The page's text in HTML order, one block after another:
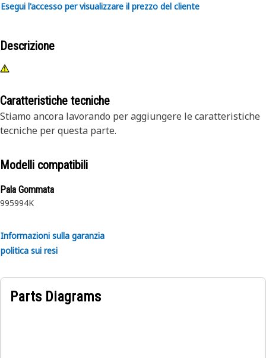
Esegui l'accesso per visualizzare il prezzo del cliente
Descrizione
Caratteristiche tecniche
Stiamo ancora lavorando per aggiungere le caratteristiche
tecniche per questa parte.
Modelli compatibili
Pala Gommata
995994K
Informazioni sulla garanzia
politica sui resi
Parts Diagrams